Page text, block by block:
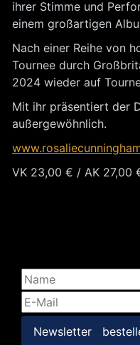
ihrer Stimme und
einem großartigen
Nach einer Reihe von
Tournee durch
2024 wieder auf
Mit ihr präsentiert der
außergewöhnlich.
VK 23,00 € / AK 27,00